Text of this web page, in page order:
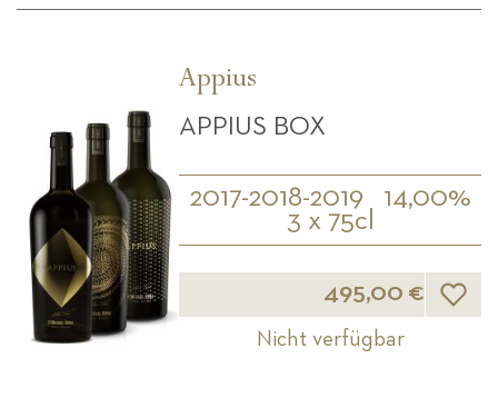
Appius
APPIUS BOX
2017-2018-2019
14,00%
3 x 75cl
495,00 €
Nicht verfügbar